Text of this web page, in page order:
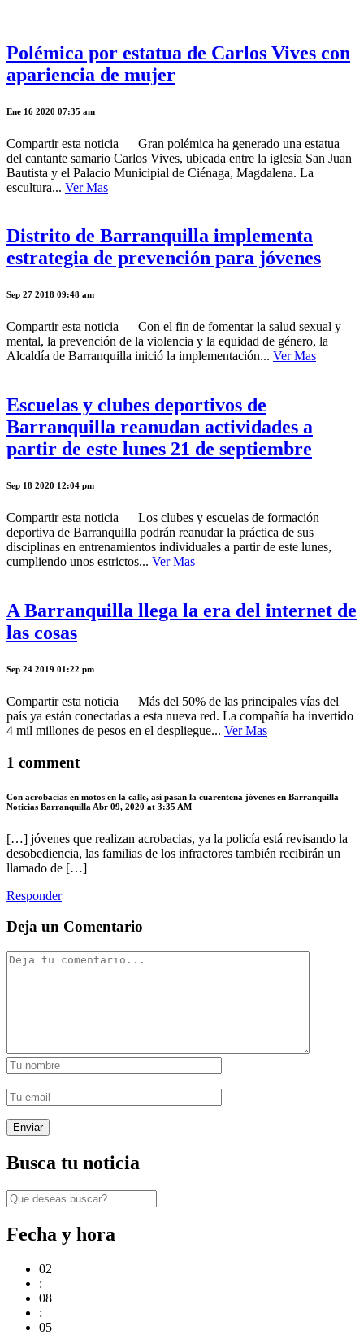
Polémica por estatua de Carlos Vives con
apariencia de mujer
Ene 16 2020 07:35 am
Compartir esta noticia Gran polémica ha generado una estatua
del cantante samario Carlos Vives, ubicada entre la iglesia San Juan
Bautista y el Palacio Municipial de Ciénaga, Magdalena. La
escultura... Ver Mas
Distrito de Barranquilla implementa
estrategia de prevención para jóvenes
Sep 27 2018 09:48 am
Compartir esta noticia Con el fin de fomentar la salud sexual y
mental, la prevención de la violencia y la equidad de género, la
Alcaldía de Barranquilla inició la implementación... Ver Mas
Escuelas y clubes deportivos de
Barranquilla reanudan actividades a
partir de este lunes 21 de septiembre
Sep 18 2020 12:04 pm
Compartir esta noticia Los clubes y escuelas de formación
deportiva de Barranquilla podrán reanudar la práctica de sus
disciplinas en entrenamientos individuales a partir de este lunes,
cumpliendo unos estrictos... Ver Mas
A Barranquilla llega la era del internet de
las cosas
Sep 24 2019 01:22 pm
Compartir esta noticia Más del 50% de las principales vías del
país ya están conectadas a esta nueva red. La compañía ha invertido
4 mil ­­millones de pesos en el despliegue... Ver Mas
1 comment
Con acrobacias en motos en la calle, así pasan la cuarentena jóvenes en Barranquilla –
Noticias Barranquilla Abr 09, 2020 at 3:35 AM
[…] jóvenes que realizan acrobacias, ya la policía está revisando la
desobediencia, las familias de los infractores también recibirán un
llamado de […]
Responder
Deja un Comentario
Busca tu noticia
Fecha y hora
02
:
08
:
06